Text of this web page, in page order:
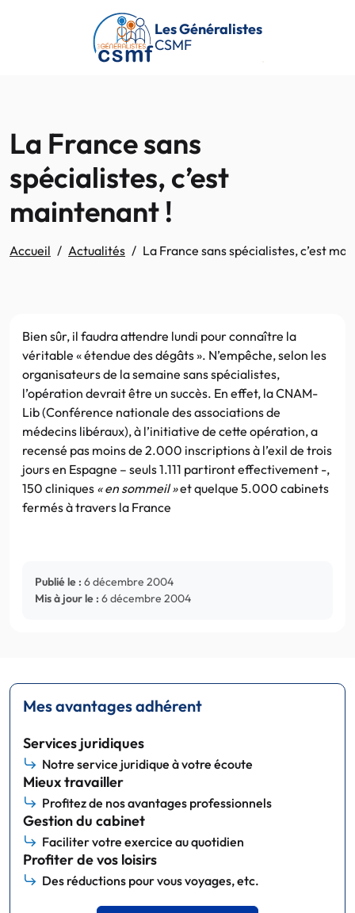
Passer au contenu principal
Les Généralistes
CSMF
La France sans
spécialistes, c’est
maintenant !
Accueil Actualités La France sans spécialistes, c’est
Bien sûr, il faudra attendre lundi pour connaître la
véritable « étendue des dégâts ». N’empêche, selon les
organisateurs de la semaine sans spécialistes,
l’opération devrait être un succès. En effet, la CNAM-
Lib (Conférence nationale des associations de
médecins libéraux), à l’initiative de cette opération, a
recensé pas moins de 2.000 inscriptions à l’exil de trois
jours en Espagne – seuls 1.111 partiront effectivement -,
150 cliniques « en sommeil »et quelque 5.000 cabinets
fermés à travers la France
Publié le : 6 décembre 2004
Mis à jour le : 6 décembre 2004
Mes avantages adhérent
Services juridiques
Notre service juridique à votre écoute
Mieux travailler
Profitez de nos avantages professionnels
Gestion du cabinet
Faciliter votre exercice au quotidien
Profiter de vos loisirs
Des réductions pour vous voyages, etc.